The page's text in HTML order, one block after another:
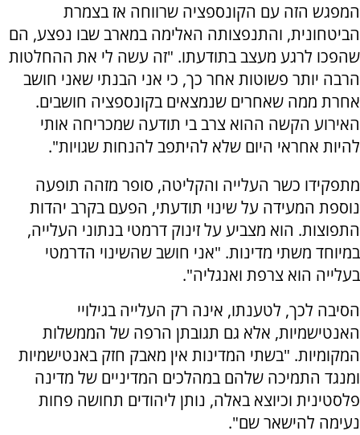
המפגש הזה עם הקונספציה שרווחה אז בצמרת
הביטחונית, והתנפצותה האלימה במארב שבו נפצע, הם
שהפכו לרגע מעצב בתודעתו. "זה עשה לי את ההחלטות
הרבה יותר פשוטות אחר כך, כי אני הבנתי שאני חושב
אחרת ממה שאחרים שנמצאים בקונספציה חושבים.
האירוע הקשה ההוא צרב בי תודעה שמכריחה אותי
להיות אחראי היום שלא להיתפב להנחות שגויות".
מתפקידו כשר העלייה והקליטה, סופר מזהה תופעה
נוספת המעידה על שינוי תודעתי, הפעם בקרב יהדות
התפוצות. הוא מצביע על זינוק דרמטי בנתוני העלייה,
במיוחד משתי מדינות. "אני חושב שהשינוי הדרמטי
בעלייה הוא צרפת ואנגליה".
הסיבה לכך, לטענתו, אינה רק העלייה בגילויי
האנטישמיות, אלא גם תגובתן הרפה של הממשלות
המקומיות. "בשתי המדינות אין מאבק חזק באנטישמיות
ומנגד התמיכה שלהם במהלכים המדיניים של מדינה
פלסטינית וכיוצא באלה, נותן ליהודים תחושה פחות
נעימה להישאר שם".